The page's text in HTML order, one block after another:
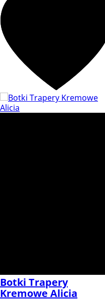
Botki Trapery
Kremowe Alicia